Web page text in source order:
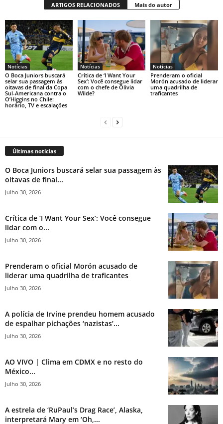
ARTIGOS RELACIONADOS Mais do autor
Notícias
O Boca Juniors buscará
selar sua passagem às
oitavas de final da Copa
Sul-Americana contra o
O’Higgins no Chile:
horário, TV e escalações
Notícias
Crítica de ‘I Want Your
Sex’: Você consegue lidar
com o chefe de Olivia
Wilde?
Notícias
Prenderam o oficial
Morón acusado de liderar
uma quadrilha de
traficantes
Últimas notícias
O Boca Juniors buscará selar sua passagem às
oitavas de final...
Julho 30, 2026
Crítica de ‘I Want Your Sex’: Você consegue
lidar com o...
Julho 30, 2026
Prenderam o oficial Morón acusado de
liderar uma quadrilha de traficantes
Julho 30, 2026
A polícia de Irvine prendeu homem acusado
de espalhar pichações ‘nazistas’...
Julho 30, 2026
AO VIVO | Clima em CDMX e no resto do
México...
Julho 30, 2026
A estrela de ‘RuPaul’s Drag Race’, Alaska,
interpretará Mary em ‘Oh,...